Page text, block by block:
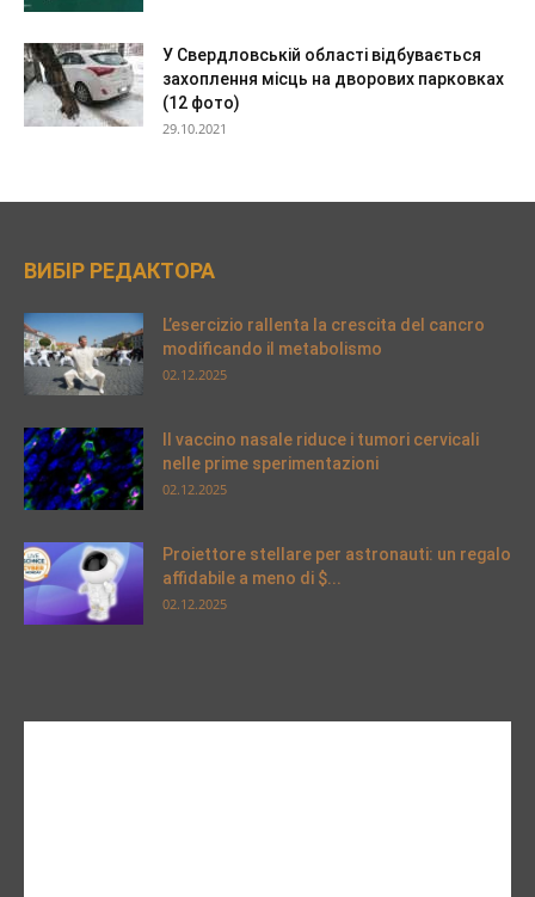
У Свердловській області відбувається
захоплення місць на дворових парковках
(12 фото)
29.10.2021
ВИБІР РЕДАКТОРА
L’esercizio rallenta la crescita del cancro
modificando il metabolismo
02.12.2025
Il vaccino nasale riduce i tumori cervicali
nelle prime sperimentazioni
02.12.2025
Proiettore stellare per astronauti: un regalo
affidabile a meno di $...
02.12.2025